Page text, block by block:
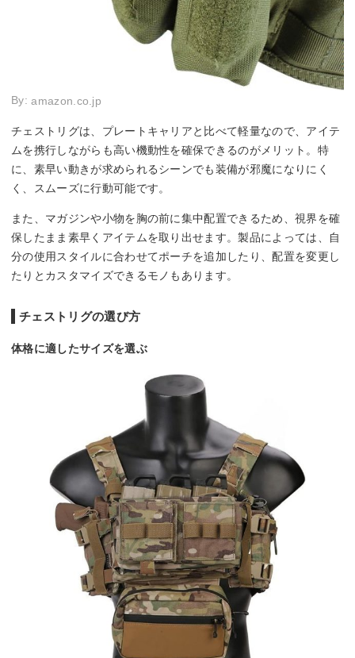
By:amazon.co.jp
チェストリグは、プレートキャリアと比べて軽量なので、アイテ
ムを携行しながらも高い機動性を確保できるのがメリット。特
に、素早い動きが求められるシーンでも装備が邪魔になりにく
く、スムーズに行動可能です。
また、マガジンや小物を胸の前に集中配置できるため、視界を確
保したまま素早くアイテムを取り出せます。製品によっては、自
分の使用スタイルに合わせてポーチを追加したり、配置を変更し
たりとカスタマイズできるモノもあります。
チェストリグの選び方
体格に適したサイズを選ぶ